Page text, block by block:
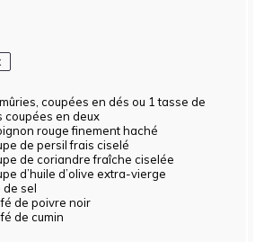
coupées en dés ou 1 tasse de
coupées en deux
rouge finement haché
de persil frais ciselé
de coriandre fraîche ciselée
d’huile d’olive extra-vierge
de sel
de poivre noir
de cumin